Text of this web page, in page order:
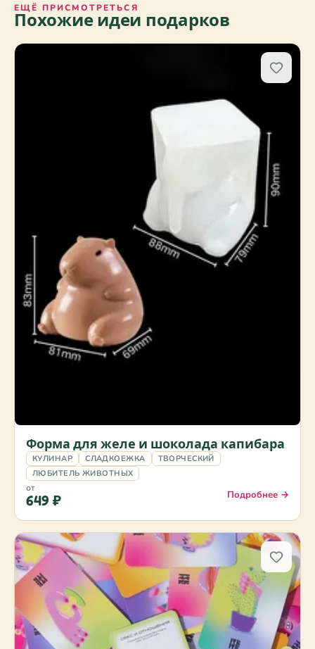
ЕЩЁ ПРИСМОТРЕТЬСЯ
Похожие идеи подарков
Форма для желе и шоколада капибара
КУЛИНАР СЛАДКОЕЖКА
ТВОРЧЕСКИЙ
ЛЮБИТЕЛЬ ЖИВОТНЫХ
от
649 ₽ Подробнее →